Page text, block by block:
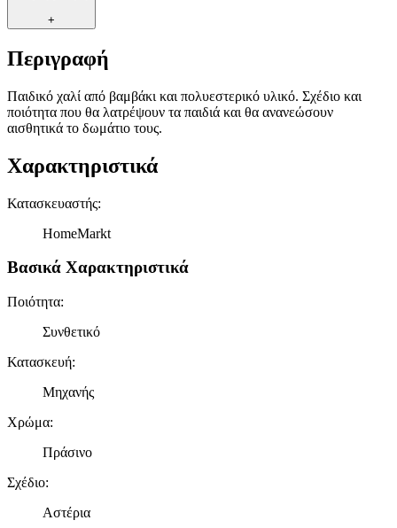
+
Περιγραφή
Παιδικό χαλί από βαμβάκι και πολυεστερικό υλικό. Σχέδιο και
ποιότητα που θα λατρέψουν τα παιδιά και θα ανανεώσουν
αισθητικά το δωμάτιο τους.
Χαρακτηριστικά
Κατασκευαστής:
HomeMarkt
Βασικά Χαρακτηριστικά
Ποιότητα:
Συνθετικό
Κατασκευή:
Μηχανής
Χρώμα:
Πράσινο
Σχέδιο:
Αστέρια